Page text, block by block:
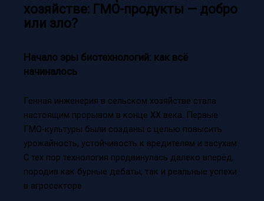
хозяйстве: ГМО-продукты — добро
или зло?
Начало эры биотехнологий: как всё
начиналось
Генная инженерия в сельском хозяйстве стала
настоящим прорывом в конце XX века. Первые
ГМО-культуры были созданы с целью повысить
урожайность, устойчивость к вредителям и засухам.
С тех пор технология продвинулась далеко вперёд,
породив как бурные дебаты, так и реальные успехи
в агросекторе.